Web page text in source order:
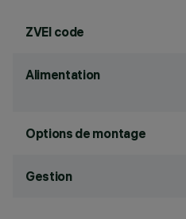
ZVEI code
Alimentation
Options de montage
Gestion